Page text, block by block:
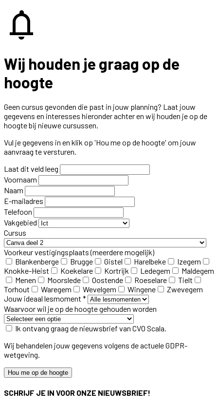
notifications
Wij houden je graag op de
hoogte
Geen cursus gevonden die past in jouw planning? Laat jouw
gegevens en interesses hieronder achter en wij houden je op de
hoogte bij nieuwe cursussen.
Vul je gegevens in en klik op 'Hou me op de hoogte' om jouw
aanvraag te versturen.
Laat dit veld leeg
Voornaam
Naam
E-mailadres
Telefoon
Vakgebied
Cursus
Voorkeur vestigingsplaats(meerdere mogelijk)
Blankenberge
Brugge Gistel Harelbeke
Izegem
Knokke-Heist
Koekelare Kortrijk Ledegem
Maldegem
Menen
Moorslede Oostende Roeselare
Tielt
Torhout
Waregem Wevelgem Wingene
Zwevegem
Jouw ideaal lesmoment *
Waarvoor wil je op de hoogte gehouden worden
Ik ontvang graag de nieuwsbrief van CVO Scala.
Wij behandelen jouw gegevens volgens de actuele GDPR-
wetgeving.
Hou me op de hoogte
SCHRIJF JE IN VOOR ONZE NIEUWSBRIEF!